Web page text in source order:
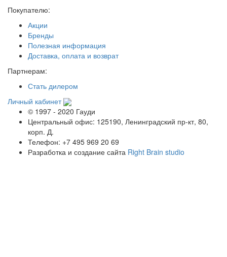
Покупателю:
Акции
Бренды
Полезная информация
Доставка, оплата и возврат
Партнерам:
Стать дилером
Личный кабинет
© 1997 - 2020 Гауди
Центральный офис: 125190, Ленинградский пр-кт, 80,
корп. Д.
Телефон: +7 495 969 20 69
Разработка и создание сайта Right Brain studio